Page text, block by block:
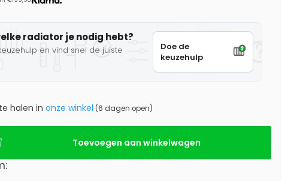
radiator je nodig hebt?
en vind snel de juiste
Doe de
keuzehulp
halen in onze winkel (6 dagen open)
Toevoegen aan winkelwagen